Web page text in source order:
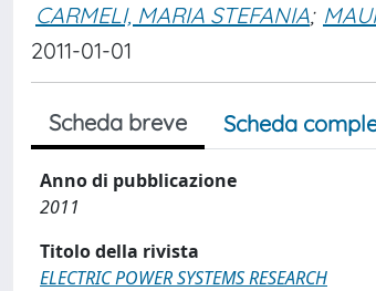
CARMELI, MARIA STEFANIA;
2011-01-01
Scheda breve Scheda
Anno di pubblicazione
2011
Titolo della rivista
ELECTRIC POWER SYSTEMS RESEARCH